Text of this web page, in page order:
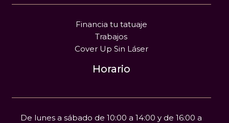
Financia tu tatuaje
Trabajos
Cover Up Sin Láser
Horario
De lunes a sábado de 10:00 a 14:00 y de 16:00 a